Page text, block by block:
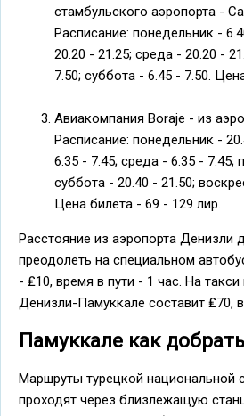
стамбульского аэропорта -
Расписание: понедельник -
20.20 - 21.25; среда - 20.20 -
7.50; суббота - 6.45 - 7.50.
Авиакомпания Boraje - из
Расписание: понедельник -
6.35 - 7.45; среда - 6.35 - 7.45;
суббота - 20.40 - 21.50;
Цена билета - 69 - 129 лир.
Расстояние из аэропорта
преодолеть на специальном
- ₤10, время в пути - 1 час. На
Денизли-Памуккале составит ₤70,
Памуккале как
Маршруты турецкой национальной
проходят через близлежащую